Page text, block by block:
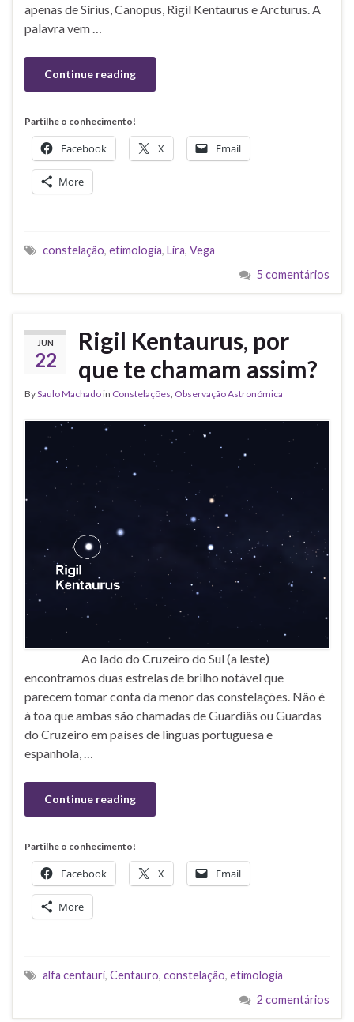
apenas de Sírius, Canopus, Rigil Kentaurus e Arcturus. A
palavra vem …
Continue reading
Partilhe o conhecimento!
Facebook X Email
More
constelação, etimologia, Lira, Vega
5 comentários
JUN
22
Rigil Kentaurus, por
que te chamam assim?
BySaulo Machadoin Constelações Observação Astronómica
Ao lado do Cruzeiro do Sul (a leste)
encontramos duas estrelas de brilho notável que
parecem tomar conta da menor das constelações. Não é
à toa que ambas são chamadas de Guardiãs ou Guardas
do Cruzeiro em países de linguas portuguesa e
espanhola, …
Continue reading
Partilhe o conhecimento!
Facebook X Email
More
alfa centauri, Centauro, constelação, etimologia
2 comentários